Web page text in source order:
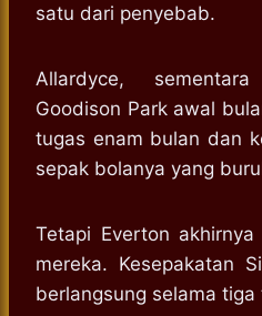
satu dari penyebab.
Allardyce,
Goodison Park awal
tugas enam bulan dan
sepak bolanya yang
Tetapi Everton
mereka. Kesepakatan
berlangsung selama tiga